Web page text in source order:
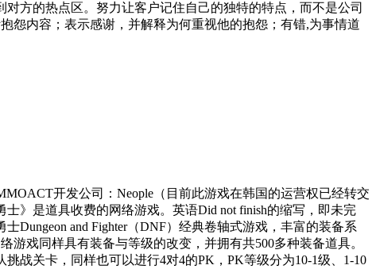
方的热点区。努力让客户记住自己的独特的特点，而不是公司
怨内容；表示感谢，并解释为何重视他的抱怨；有错,为事情道
开发公司：Neople（目前此游戏在韩国的运营权已经转交
》是道具收费的网络游戏。英语Did not finish的缩写，即未完
Dungeon and Fighter（DNF）经典卷轴式游戏，丰富的装备系
戏同样具有装备与等级的改变，并拥有共500多种装备道具。
战关卡，同样也可以进行4对4的PK，PK等级分为10-1级、1-10